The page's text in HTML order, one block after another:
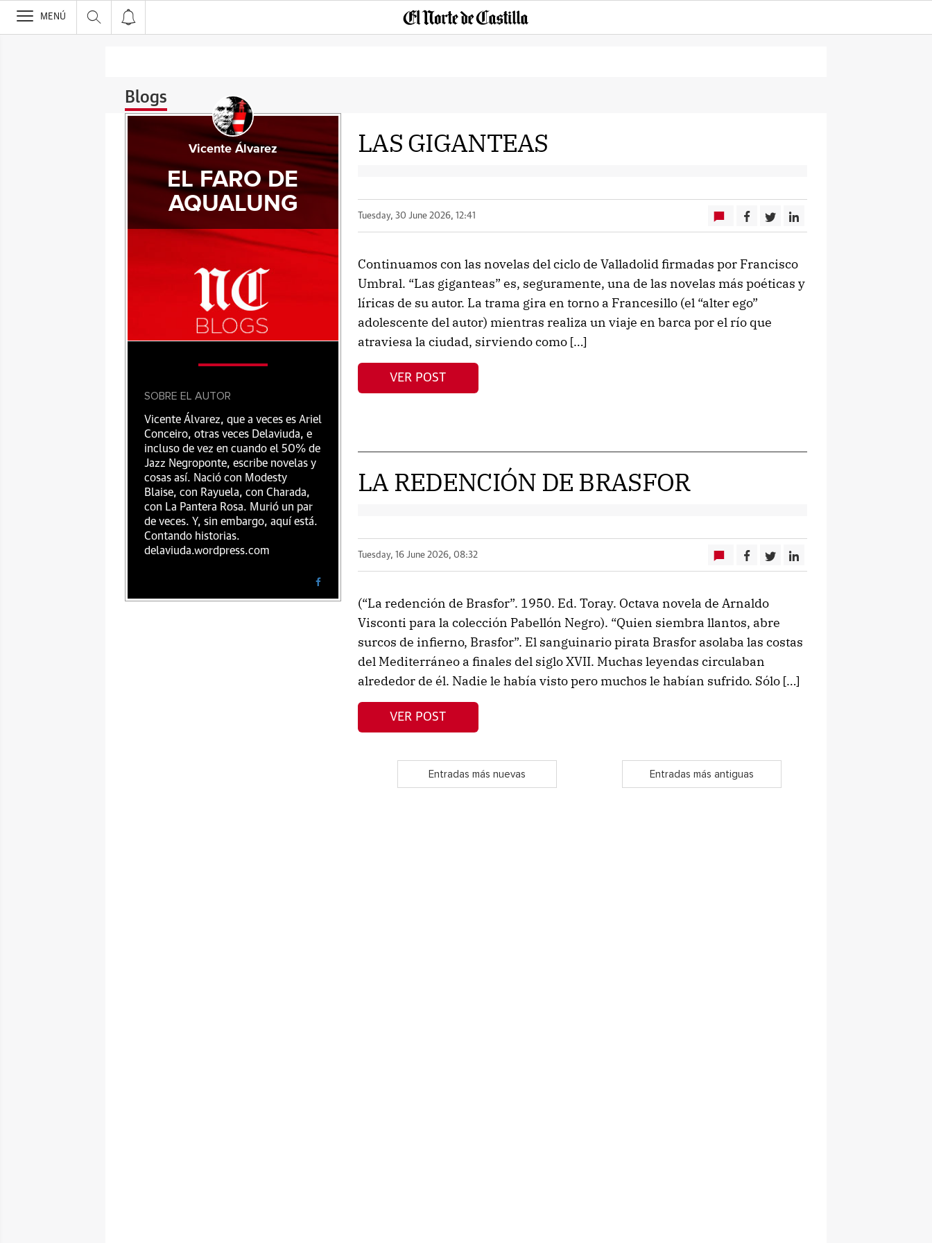
>
MENÚ
Blogs
LAS GIGANTEAS
Tuesday, 30 June 2026, 12:41
Continuamos con las novelas del ciclo de Valladolid firmadas por Francisco
Umbral. “Las giganteas” es, seguramente, una de las novelas más poéticas y
líricas de su autor. La trama gira en torno a Francesillo (el “alter ego”
adolescente del autor) mientras realiza un viaje en barca por el río que
atraviesa la ciudad, sirviendo como […]
VER POST
LA REDENCIÓN DE BRASFOR
Tuesday, 16 June 2026, 08:32
(“La redención de Brasfor”. 1950. Ed. Toray. Octava novela de Arnaldo
Visconti para la colección Pabellón Negro). “Quien siembra llantos, abre
surcos de infierno, Brasfor”. El sanguinario pirata Brasfor asolaba las costas
del Mediterráneo a finales del siglo XVII. Muchas leyendas circulaban
alrededor de él. Nadie le había visto pero muchos le habían sufrido. Sólo […]
VER POST
Entradas más nuevas Entradas más antiguas
Vicente Álvarez
EL FARO DE
AQUALUNG
SOBRE EL AUTOR
Vicente Álvarez, que a veces es Ariel
Conceiro, otras veces Delaviuda, e
incluso de vez en cuando el 50% de
Jazz Negroponte, escribe novelas y
cosas así. Nació con Modesty
Blaise, con Rayuela, con Charada,
con La Pantera Rosa. Murió un par
de veces. Y, sin embargo, aquí está.
Contando historias.
delaviuda.wordpress.com